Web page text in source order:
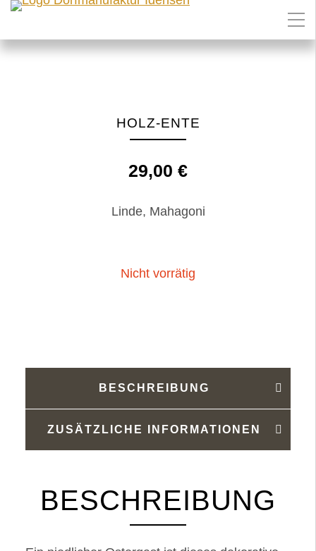
HOLZ-ENTE
29,00 €
Linde, Mahagoni
Nicht vorrätig
BESCHREIBUNG
ZUSÄTZLICHE INFORMATIONEN
BESCHREIBUNG